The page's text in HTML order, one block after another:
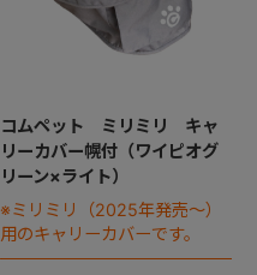
コムペット ミリミリ キャ
リーカバー幌付（ワイピオグ
リーン×ライト）
※ミリミリ（2025年発売～）
用のキャリーカバーです。